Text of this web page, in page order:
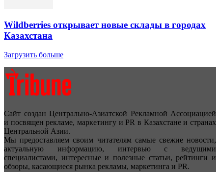
Wildberries открывает новые склады в городах
Казахстана
Загрузить больше
Сайт создан Центрально-Азиатской Рекламной Ассоциацией
и посвящен рекламе, маркетингу и PR в Казахстане и странах
Центральной Азии.
Мы предоставляем своим читателям самые свежие новости,
актуальную информацию, интервью с ведущими
специалистами, интересные и полезные статьи, рейтинги и
обзоры, касающиеся рынка рекламы, маркетинга и PR.